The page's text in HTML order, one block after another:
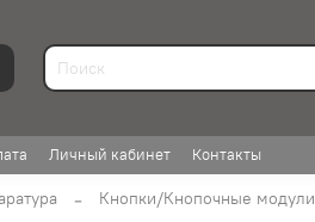
Личный кабинет Контакты
Кнопки/Кнопочные модули